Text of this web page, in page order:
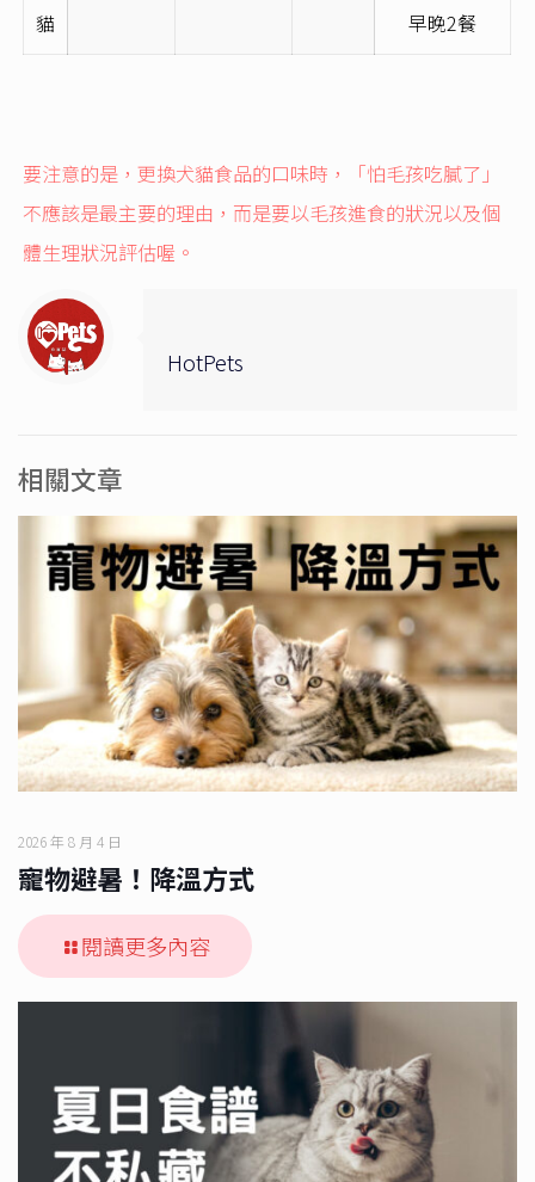
貓 早晚2餐
要注意的是，更換犬貓食品的口味時，「怕毛孩吃膩了」
不應該是最主要的理由，而是要以毛孩進食的狀況以及個
體生理狀況評估喔。
HotPets
相關文章
2026 年 8 月 4 日
寵物避暑！降溫方式
閱讀更多內容